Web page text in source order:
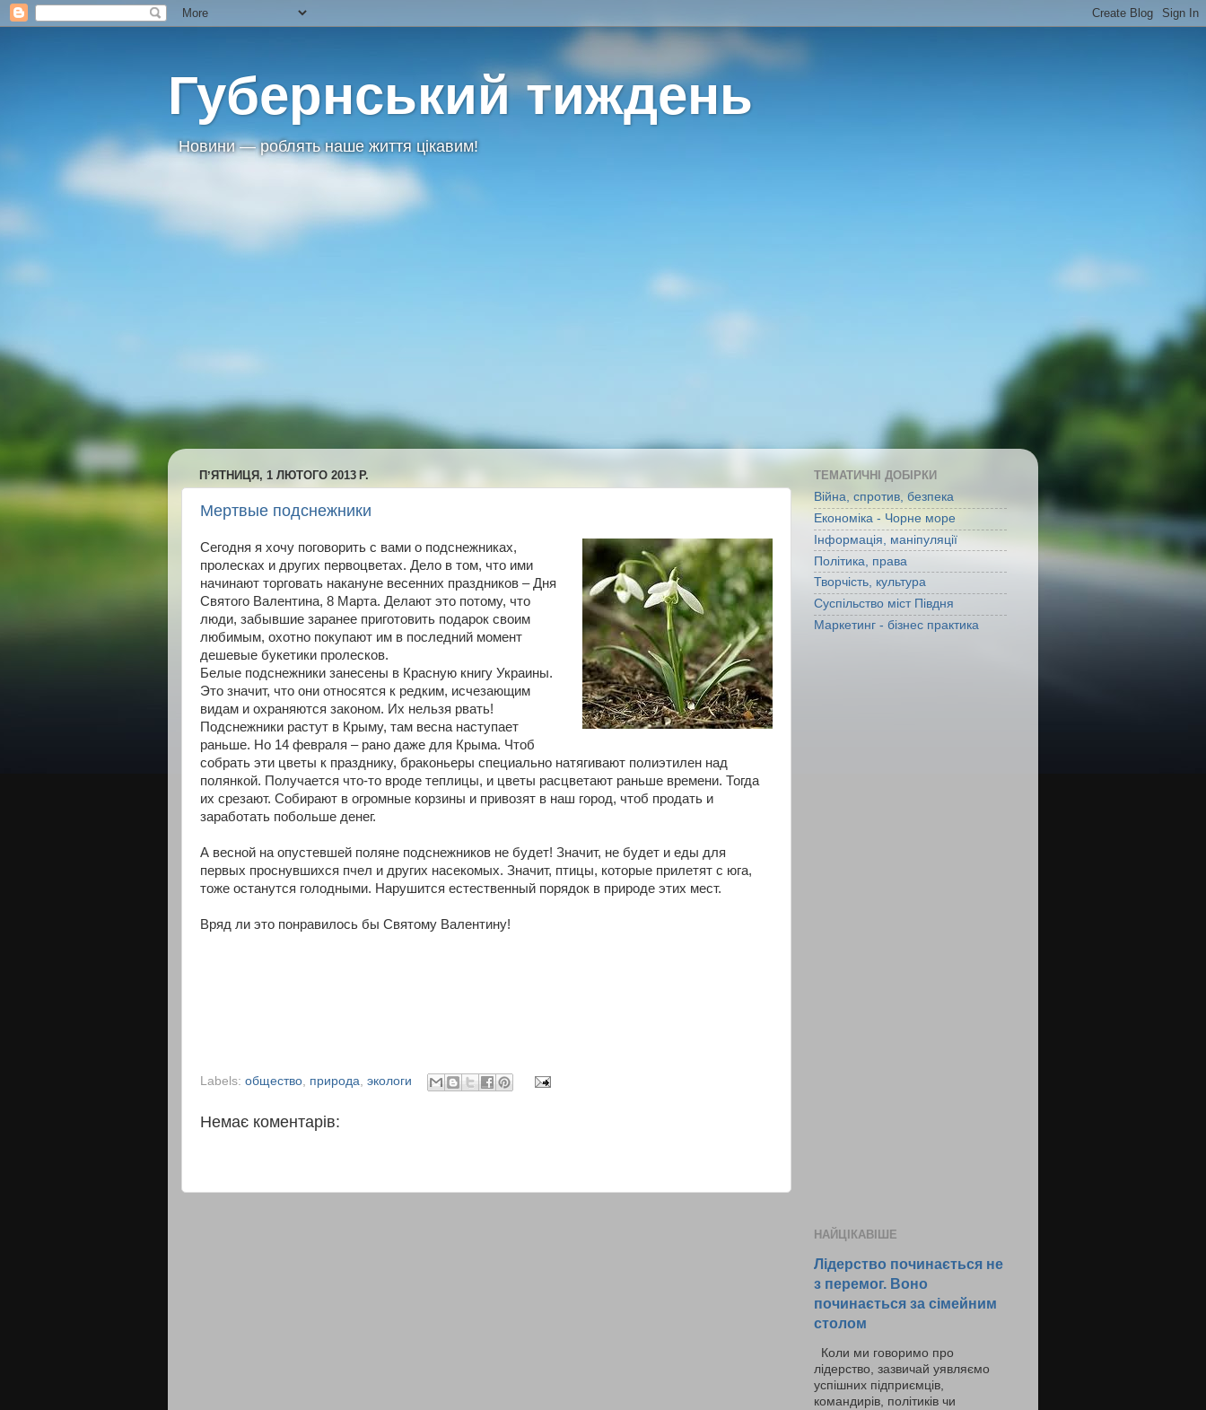
Губернський тиждень
Новини — роблять наше життя цікавим!
ПʼЯТНИЦЯ, 1 ЛЮТОГО 2013 Р.
Мертвые подснежники
Сегодня я хочу поговорить с вами о подснежниках,
пролесках и других первоцветах. Дело в том, что ими
начинают торговать накануне весенних праздников – Дня
Святого Валентина, 8 Марта. Делают это потому, что
люди, забывшие заранее приготовить подарок своим
любимым, охотно покупают им в последний момент
дешевые букетики пролесков.
Белые подснежники занесены в Красную книгу Украины.
Это значит, что они относятся к редким, исчезающим
видам и охраняются законом. Их нельзя рвать!
Подснежники растут в Крыму, там весна наступает
раньше. Но 14 февраля – рано даже для Крыма. Чтоб
собрать эти цветы к празднику, браконьеры специально натягивают полиэтилен над
полянкой. Получается что-то вроде теплицы, и цветы расцветают раньше времени. Тогда
их срезают. Собирают в огромные корзины и привозят в наш город, чтоб продать и
заработать побольше денег.
А весной на опустевшей поляне подснежников не будет! Значит, не будет и еды для
первых проснувшихся пчел и других насекомых. Значит, птицы, которые прилетят с юга,
тоже останутся голодными. Нарушится естественный порядок в природе этих мест.
Вряд ли это понравилось бы Святому Валентину!
Labels: общество природа экологи
Немає коментарів:
ТЕМАТИЧНІ ДОБІРКИ
Війна, спротив, безпека
Економіка - Чорне море
Інформація, маніпуляції
Політика, права
Творчість, культура
Суспільство міст Півдня
Маркетинг - бізнес практика
НАЙЦІКАВІШЕ
Лідерство починається не
з перемог. Воно
починається за сімейним
столом
Коли ми говоримо про
лідерство, зазвичай уявляємо
успішних підприємців,
командирів, політиків чи